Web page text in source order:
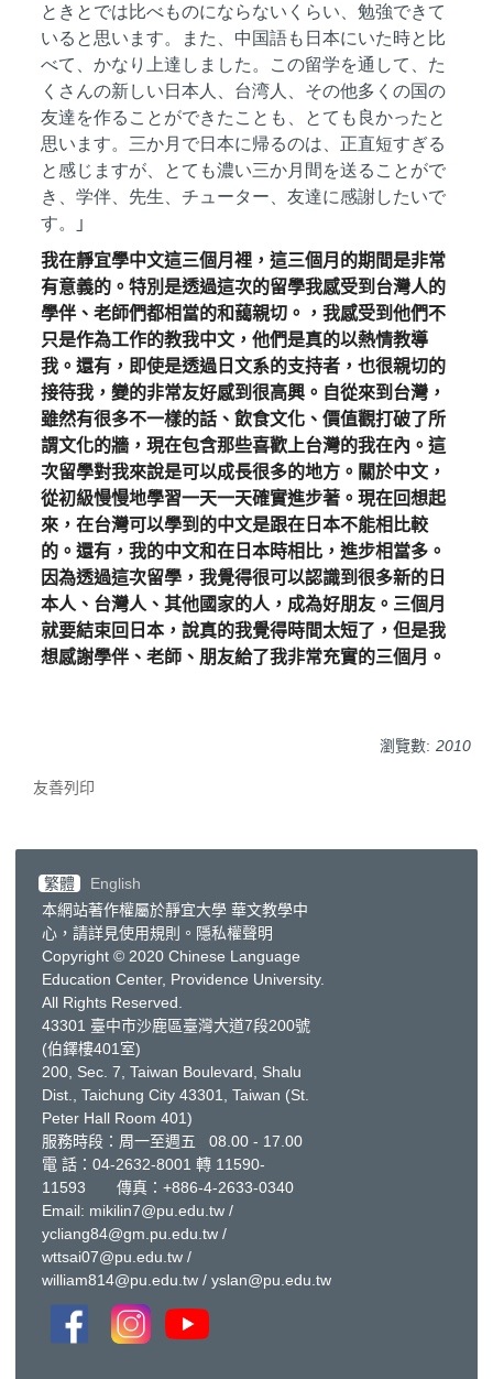
ときとでは比べものにならないくらい、勉強できて
いると思います。また、中国語も日本にいた時と比
べて、かなり上達しました。この留学を通して、た
くさんの新しい日本人、台湾人、その他多くの国の
友達を作ることができたことも、とても良かったと
思います。三か月で日本に帰るのは、正直短すぎる
と感じますが、とても濃い三か月間を送ることがで
き、学伴、先生、チューター、友達に感謝したいで
す。
」
我在靜宜學中文這三個月裡，這三個月的期間是非常
有意義的。特別是透過這次的留學我感受到台灣人的
學伴、老師們都相當的和藹親切。，我感受到他們不
只是作為工作的教我中文，他們是真的以熱情教導
我。還有，即使是透過日文系的支持者，也很親切的
接待我，變的非常友好感到很高興。自從來到台灣，
雖然有很多不一樣的話、飲食文化、價值觀打破了所
謂文化的牆，現在包含那些喜歡上台灣的我在內。這
次留學對我來說是可以成長很多的地方。關於中文，
從初級慢慢地學習一天一天確實進步著。現在回想起
來，在台灣可以學到的中文是跟在日本不能相比較
的。還有，我的中文和在日本時相比，進步相當多。
因為透過這次留學，我覺得很可以認識到很多新的日
本人、台灣人、其他國家的人，成為好朋友。三個月
就要結束回日本，說真的我覺得時間太短了，但是我
想感謝學伴、老師、朋友給了我非常充實的三個月。
瀏覽數: 2010
友善列印
繁體
English
本網站著作權屬於靜宜大學 華文教學中
心，請詳見使用規則 。 隱私權聲明
Copyright © 2020 Chinese Language
Education Center, Providence University.
All Rights Reserved.
43301 臺中市沙鹿區臺灣大道7段200號
(伯鐸樓401室)
200, Sec. 7, Taiwan Boulevard, Shalu
Dist., Taichung City 43301, Taiwan (St.
Peter Hall Room 401)
服務時段：周一至週五 08.00 - 17.00
電 話： 04-2632-8001 轉 11590-
11593 傳真：+886-4-2633-0340
Email: mikilin7@pu.edu.tw /
ycliang84@gm.pu.edu.tw /
wttsai07@pu.edu.tw /
william814@pu.edu.tw / yslan@pu.edu.tw